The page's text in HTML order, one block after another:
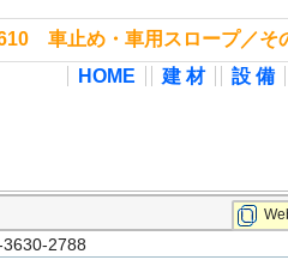
車止め・車用スロープ／そ
HOME
建 材 設 備
2788